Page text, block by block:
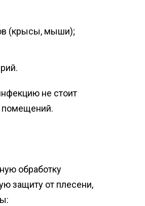
(крысы, мыши);
не стоит
помещений.
обработку
защиту от плесени,